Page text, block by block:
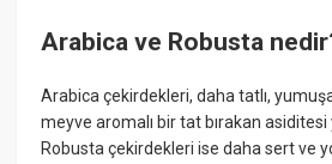
Arabica ve Robusta
Arabica çekirdekleri, daha tatlı,
meyve aromalı bir tat bırakan
Robusta çekirdekleri ise daha sert ve